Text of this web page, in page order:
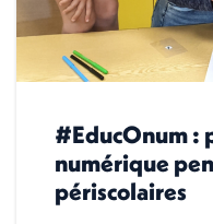
#EducOnum :
numérique
périscolaires